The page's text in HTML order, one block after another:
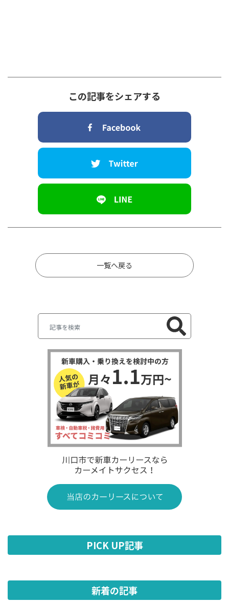
この記事をシェアする
一覧へ戻る
PICK UP記事
新着の記事